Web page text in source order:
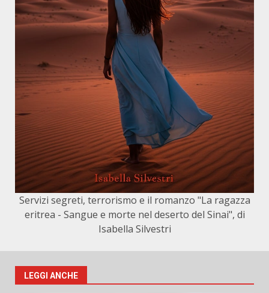
Servizi segreti, terrorismo e il romanzo "La ragazza
eritrea - Sangue e morte nel deserto del Sinai", di
Isabella Silvestri
LEGGI ANCHE